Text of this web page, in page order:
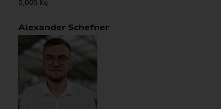
0,005 Kg
Alexander Schefner